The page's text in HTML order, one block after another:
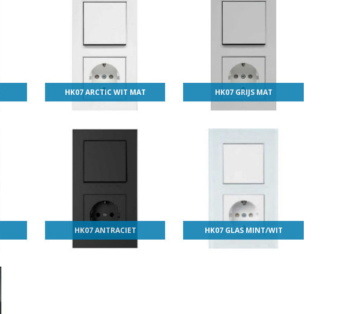
HK07 ARCTIC WIT MAT HK07 GRIJS MAT
HK07 ANTRACIET HK07 GLAS MINT/WIT